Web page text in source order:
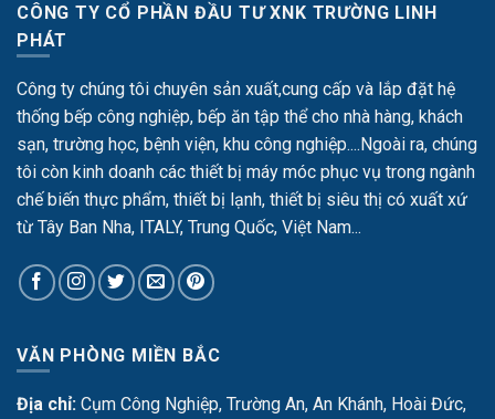
CÔNG TY CỔ PHẦN ĐẦU TƯ XNK TRƯỜNG LINH
PHÁT
Công ty chúng tôi chuyên sản xuất,cung cấp và lắp đặt hệ
thống bếp công nghiệp, bếp ăn tập thể cho nhà hàng, khách
sạn, trường học, bệnh viện, khu công nghiệp....Ngoài ra, chúng
tôi còn kinh doanh các thiết bị máy móc phục vụ trong ngành
chế biến thực phẩm, thiết bị lạnh, thiết bị siêu thị có xuất xứ
từ Tây Ban Nha, ITALY, Trung Quốc, Việt Nam...
VĂN PHÒNG MIỀN BẮC
Địa chỉ: Cụm Công Nghiệp, Trường An, An Khánh, Hoài Đức,